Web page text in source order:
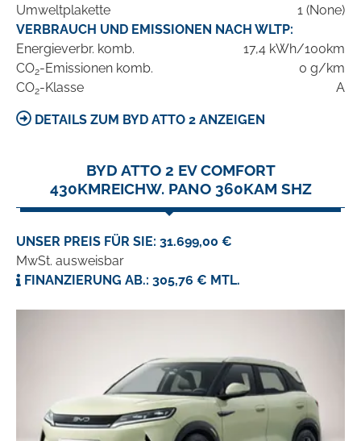
Umweltplakette
1 (None)
VERBRAUCH UND EMISSIONEN NACH WLTP:
Energieverbr. komb.
17,4 kWh/100km
CO2-Emissionen komb.
0 g/km
CO2-Klasse A
DETAILS ZUM BYD ATTO 2 ANZEIGEN
BYD ATTO 2 EV COMFORT
430KMREICHW. PANO 360KAM SHZ
UNSER PREIS FÜR SIE: 31.699,00 €
MwSt. ausweisbar
FINANZIERUNG AB.: 305,76 € MTL.